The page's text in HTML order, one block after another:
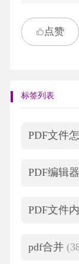
点赞
标签列表
PDF文件
PDF编辑
PDF文件
pdf合并